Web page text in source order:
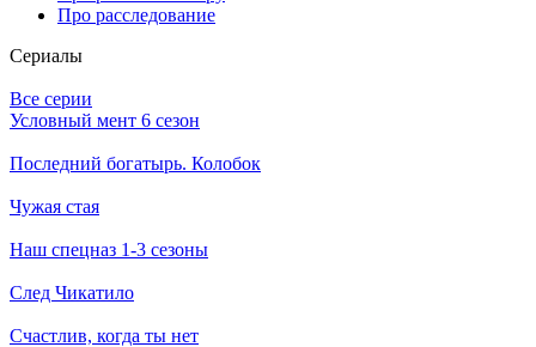
Про расследование
Се­риа­лы
Все серии
Условный мент 6 сезон
Последний богатырь. Колобок
Чужая стая
Наш спецназ 1-3 сезоны
След Чикатило
Счастлив, когда ты нет